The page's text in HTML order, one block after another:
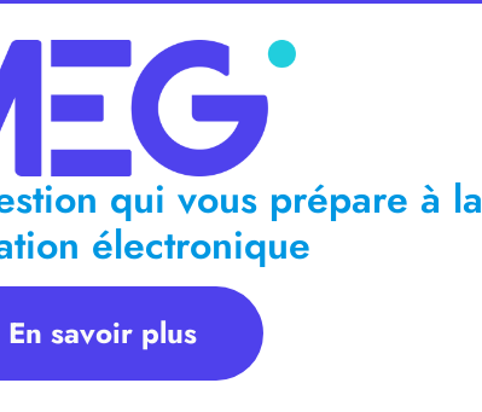
qui vous prépare à la
électronique
En savoir plus